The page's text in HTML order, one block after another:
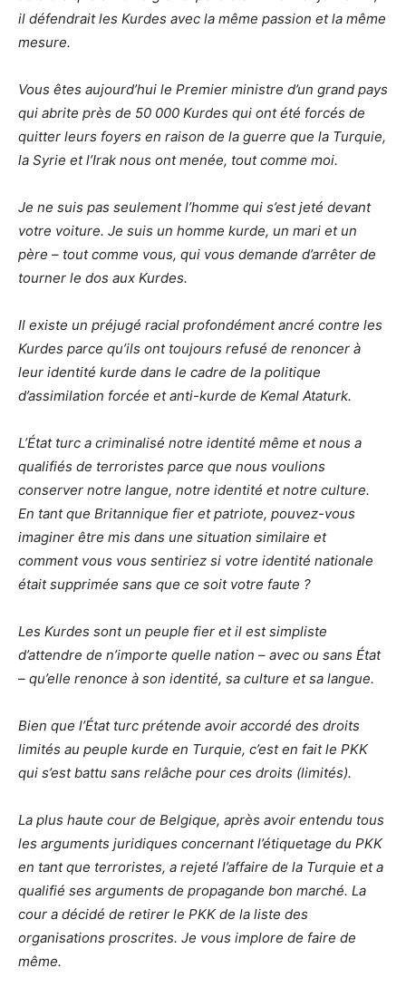
il défendrait les Kurdes avec la même passion et la même
mesure.
Vous êtes aujourd’hui le Premier ministre d’un grand pays
qui abrite près de 50 000 Kurdes qui ont été forcés de
quitter leurs foyers en raison de la guerre que la Turquie,
la Syrie et l’Irak nous ont menée, tout comme moi.
Je ne suis pas seulement l’homme qui s’est jeté devant
votre voiture. Je suis un homme kurde, un mari et un
père – tout comme vous, qui vous demande d’arrêter de
tourner le dos aux Kurdes.
Il existe un préjugé racial profondément ancré contre les
Kurdes parce qu’ils ont toujours refusé de renoncer à
leur identité kurde dans le cadre de la politique
d’assimilation forcée et anti-kurde de Kemal Ataturk.
L’État turc a criminalisé notre identité même et nous a
qualifiés de terroristes parce que nous voulions
conserver notre langue, notre identité et notre culture.
En tant que Britannique fier et patriote, pouvez-vous
imaginer être mis dans une situation similaire et
comment vous vous sentiriez si votre identité nationale
était supprimée sans que ce soit votre faute ?
Les Kurdes sont un peuple fier et il est simpliste
d’attendre de n’importe quelle nation – avec ou sans État
– qu’elle renonce à son identité, sa culture et sa langue.
Bien que l’État turc prétende avoir accordé des droits
limités au peuple kurde en Turquie, c’est en fait le PKK
qui s’est battu sans relâche pour ces droits (limités).
La plus haute cour de Belgique, après avoir entendu tous
les arguments juridiques concernant l’étiquetage du PKK
en tant que terroristes, a rejeté l’affaire de la Turquie et a
qualifié ses arguments de propagande bon marché. La
cour a décidé de retirer le PKK de la liste des
organisations proscrites. Je vous implore de faire de
même.